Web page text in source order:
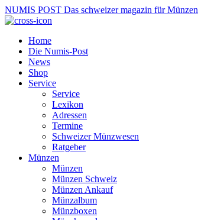
NUMIS POST Das schweizer magazin für Münzen
Home
Die Numis-Post
News
Shop
Service
Service
Lexikon
Adressen
Termine
Schweizer Münzwesen
Ratgeber
Münzen
Münzen
Münzen Schweiz
Münzen Ankauf
Münzalbum
Münzboxen